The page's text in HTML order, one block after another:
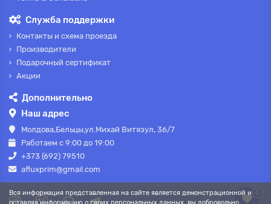
Вся информация представленная на сайте является демонстрационной и
Служба поддержки
Контакты и схема проезда
Производители
Подарочный сертификат
Акции
Дополнительно
Наш адрес
Молдова,Бельцы,ул.Михай Витязул, 36/7
Работаем с 9:00 до 19:00
+373 (692) 79510
afluxprim@gmail.com
0